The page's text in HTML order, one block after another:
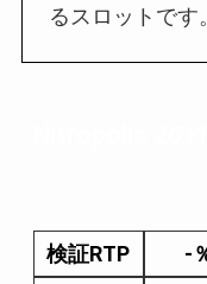
るスロットです
検証RTP
-